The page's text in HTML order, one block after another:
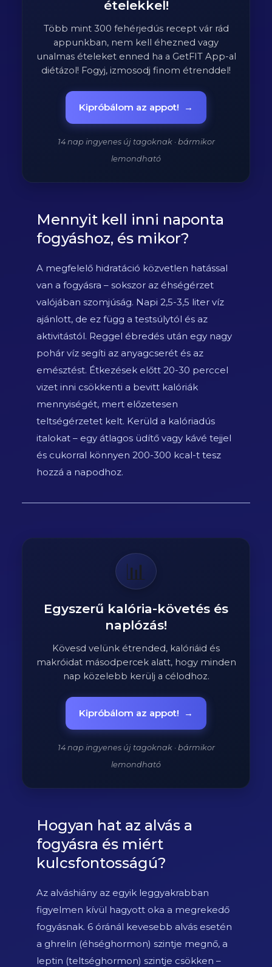
ételekkel!
Több mint 300 fehérjedús recept vár rád
appunkban, nem kell éhezned vagy
unalmas ételeket enned ha a GetFIT App-al
diétázol! Fogyj, izmosodj finom étrenddel!
Kipróbálom az appot! →
14 nap ingyenes új tagoknak · bármikor
lemondható
Mennyit kell inni naponta
fogyáshoz, és mikor?
A megfelelő hidratáció közvetlen hatással
van a fogyásra – sokszor az éhségérzet
valójában szomjúság. Napi 2,5-3,5 liter víz
ajánlott, de ez függ a testsúlytól és az
aktivitástól. Reggel ébredés után egy nagy
pohár víz segíti az anyagcserét és az
emésztést. Étkezések előtt 20-30 perccel
vizet inni csökkenti a bevitt kalóriák
mennyiségét, mert előzetesen
teltségérzetet kelt. Kerüld a kalóriadús
italokat – egy átlagos üdítő vagy kávé tejjel
és cukorral könnyen 200-300 kcal-t tesz
hozzá a napodhoz.
📊
Egyszerű kalória-követés és
naplózás!
Kövesd velünk étrended, kalóriáid és
makróidat másodpercek alatt, hogy minden
nap közelebb kerülj a célodhoz.
Kipróbálom az appot! →
14 nap ingyenes új tagoknak · bármikor
lemondható
Hogyan hat az alvás a
fogyásra és miért
kulcsfontosságú?
Az alváshiány az egyik leggyakrabban
figyelmen kívül hagyott oka a megrekedő
fogyásnak. 6 óránál kevesebb alvás esetén
a ghrelin (éhséghormon) szintje megnő, a
leptin (teltséghormon) szintje csökken –